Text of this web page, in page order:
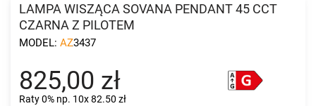
LAMPA WISZĄCA SOVANA PENDANT 45 CCT
CZARNA Z PILOTEM
MODEL: AZ3437
825,00 zł
Raty 0% np. 10x 82.50 zł